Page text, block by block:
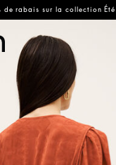
de rabais sur la collection Été